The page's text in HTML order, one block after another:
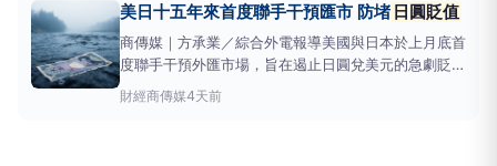
曾逼近164日圓，而在美
美日十五年來首度聯手干預匯市 防堵 日圓貶值
商傳媒｜方承業／綜合外電報導美國與日本於上月底首
度聯手干預外匯市場，旨在遏止日圓兌美元的急劇貶
值。這項被稱為「聯合干預」的行動（指多國央行或財
政部共同進場買賣外匯，以影響匯率走勢），是自
財經商傳媒4天前